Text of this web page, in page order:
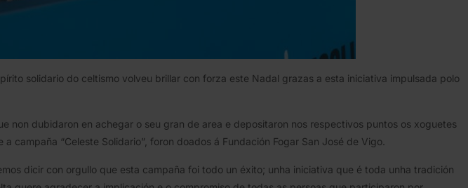
solidario do celtismo volveu brillar con forza este Nadal grazas a esta iniciativa impulsada polo
dubidaron en achegar o seu gran de area e depositaron nos respectivos puntos os xoguetes
campaña “Celeste Solidario”, foron doados á Fundación Fogar San José de Vigo.
dicir con orgullo que esta campaña foi todo un éxito; unha iniciativa que é toda unha tradición